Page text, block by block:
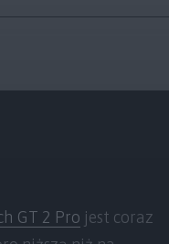
GT 2 Pro jest coraz